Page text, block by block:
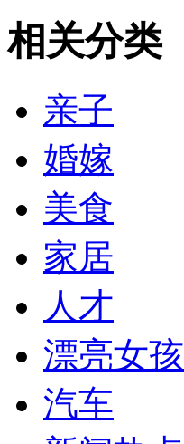
相关分类
亲子
婚嫁
美食
家居
人才
漂亮女孩
汽车